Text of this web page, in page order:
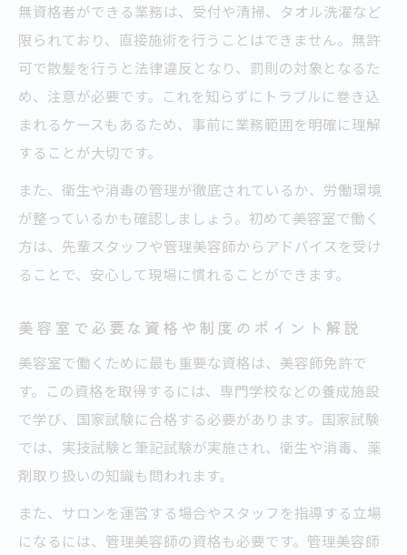
美容室で働く夢に向け今からできる準備方
法
美容師になるためのスキルアップと実践例
中学生から始める美容師への進路選択のヒ
ント
美容室で必要な能力を今から身につけるコ
ツ
美容師資格のための学習計画とモチベ維持
現場で活躍する美容師に必要な能力ややりがい
美容室現場で求められる能力とやりがいの
実態
美容師として活躍するための接客力と提案
力
美容室で伸ばすべき技術力と継続学習の重
要性
美容師の仕事内容と日々のやりがいを紹介
無資格者ができる業務は、受付や清掃、タオル洗濯など
限られており、直接施術を行うことはできません。無許
可で散髪を行うと法律違反となり、罰則の対象となるた
め、注意が必要です。これを知らずにトラブルに巻き込
まれるケースもあるため、事前に業務範囲を明確に理解
することが大切です。
また、衛生や消毒の管理が徹底されているか、労働環境
が整っているかも確認しましょう。初めて美容室で働く
方は、先輩スタッフや管理美容師からアドバイスを受け
ることで、安心して現場に慣れることができます。
美容室で必要な資格や制度のポイント解説
美容室で働くために最も重要な資格は、美容師免許で
す。この資格を取得するには、専門学校などの養成施設
で学び、国家試験に合格する必要があります。国家試験
では、実技試験と筆記試験が実施され、衛生や消毒、薬
剤取り扱いの知識も問われます。
また、サロンを運営する場合やスタッフを指導する立場
になるには、管理美容師の資格も必要です。管理美容師